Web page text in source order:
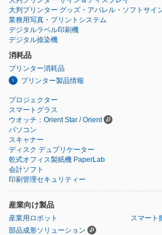
大判プリンター グッズ・アパレル・ソフトサイ
業務用写真・プリントシステム
デジタルラベル印刷機
デジタル捺染機
消耗品
プリンター消耗品
プリンター製品情報
プロジェクター
スマートグラス
ウオッチ：Orient Star / Orient
パソコン
スキャナー
ディスク デュプリケーター
乾式オフィス製紙機 PaperLab
会計ソフト
印刷管理セキュリティー
産業向け製品
産業用ロボット
スマート
部品成形ソリューション